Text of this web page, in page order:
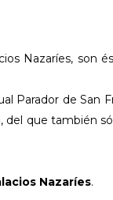
Nazaríes, son
Parador de San
del que también
Nazaríes.